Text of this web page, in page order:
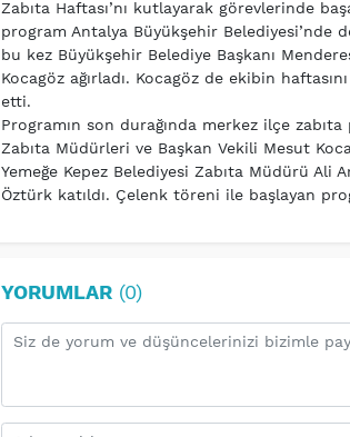
Zabıta Haftası’nı kutlayarak görevlerinde
program Antalya Büyükşehir Belediyesi’nde
bu kez Büyükşehir Belediye Başkanı
Kocagöz ağırladı. Kocagöz de ekibin
etti.
Programın son durağında merkez ilçe
Zabıta Müdürleri ve Başkan Vekili Mesut
Yemeğe Kepez Belediyesi Zabıta Müdürü Ali
Öztürk katıldı. Çelenk töreni ile başlayan
YORUMLAR(0)